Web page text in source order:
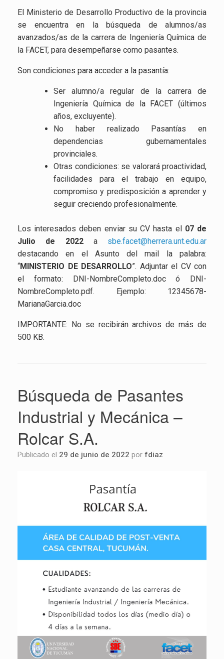
El Ministerio de Desarrollo Productivo de la provincia
se encuentra en la búsqueda de alumnos/as
avanzados/as de la carrera de Ingeniería Química de
la FACET, para desempeñarse como pasantes.
Son condiciones para acceder a la pasantía:
Ser alumno/a regular de la carrera de
Ingeniería Química de la FACET (últimos
años, excluyente).
No haber realizado Pasantías en
dependencias gubernamentales
provinciales.
Otras condiciones: se valorará proactividad,
facilidades para el trabajo en equipo,
compromiso y predisposición a aprender y
seguir creciendo profesionalmente.
Los interesados deben enviar su CV hasta el 07 de
Julio de 2022a sbe.facet@herrera.unt.edu.ar
destacando en el Asunto del mail la palabra:
“MINISTERIO DE DESARROLLO”. Adjuntar el CV con
el formato: DNI-NombreCompleto.doc ó DNI-
NombreCompleto.pdf. Ejemplo: 12345678-
MarianaGarcia.doc
IMPORTANTE: No se recibirán archivos de más de
500 KB.
Búsqueda de Pasantes
Industrial y Mecánica –
Rolcar S.A.
Publicado el 29 de junio de 2022 por fdiaz